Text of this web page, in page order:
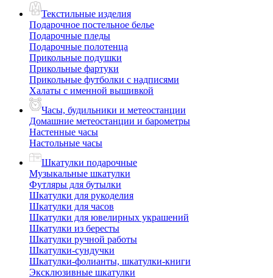
Текстильные изделия
Подарочное постельное белье
Подарочные пледы
Подарочные полотенца
Прикольные подушки
Прикольные фартуки
Прикольные футболки с надписями
Халаты с именной вышивкой
Часы, будильники и метеостанции
Домашние метеостанции и барометры
Настенные часы
Настольные часы
Шкатулки подарочные
Музыкальные шкатулки
Футляры для бутылки
Шкатулки для рукоделия
Шкатулки для часов
Шкатулки для ювелирных украшений
Шкатулки из бересты
Шкатулки ручной работы
Шкатулки-сундучки
Шкатулки-фолианты, шкатулки-книги
Эксклюзивные шкатулки